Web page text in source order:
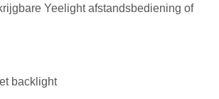
Yeelight afstandsbediening of
backlight